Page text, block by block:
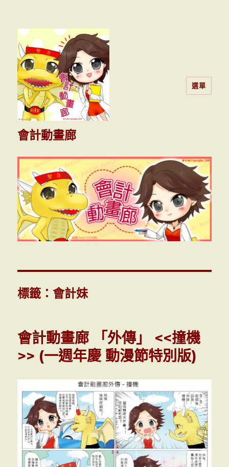
會計動畫廊
選單
標籤：會計妹
會計動畫廊 「外傳」 <<撞機
>> (一週年慶 動漫節特別版)